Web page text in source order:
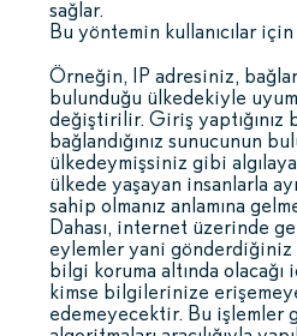
sağlar.
Bu yöntemin kullanıcılar
Örneğin, IP adresiniz,
bulunduğu ülkedekiyle
değiştirilir. Giriş yaptığınız
bağlandığınız sunucunun
ülkedeymişsiniz gibi
ülkede yaşayan insanlarla
sahip olmanız anlamına
Dahası, internet üzerinde
eylemler yani gönderdiğiniz
bilgi koruma altında olacağı
kimse bilgilerinize
edemeyecektir. Bu işlemler